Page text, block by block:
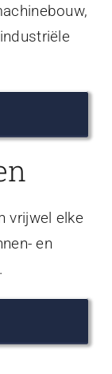
vrijwel elke
en